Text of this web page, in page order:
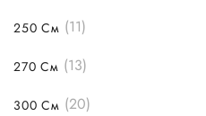
250 См (11)
270 См (13)
300 См (20)